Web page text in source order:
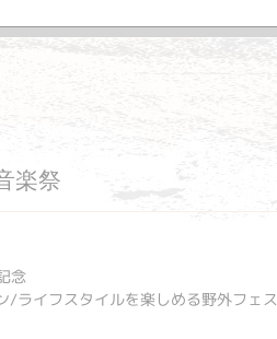
楽祭
念
/ライフスタイルを楽しめる野外フェス